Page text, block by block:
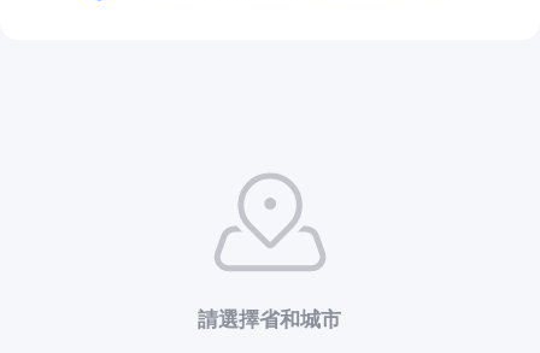
請選擇省和城市